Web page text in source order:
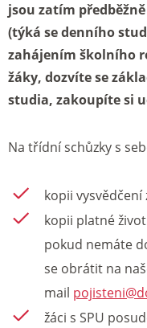
jsou zatím
(týká se denního
zahájením školního
žáky, dozvíte se
studia, zakoupíte si
Na třídní schůzky s
kopii vysvědčení
kopii platné
pokud nemáte
se obrátit na
mail
žáci s SPU